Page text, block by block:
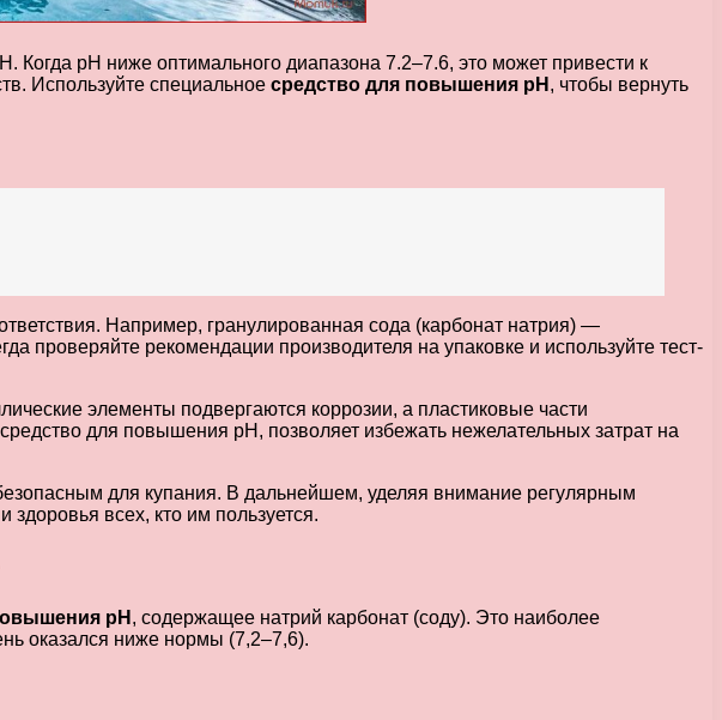
Когда pH ниже оптимального диапазона 7.2–7.6, это может привести к
Используйте специальное средство для повышения pH , чтобы вернуть
Например, гранулированная сода (карбонат натрия) —
проверяйте рекомендации производителя на упаковке и используйте тест-
элементы подвергаются коррозии, а пластиковые части
для повышения pH, позволяет избежать нежелательных затрат на
для купания. В дальнейшем, уделяя внимание регулярным
всех, кто им пользуется.
pH , содержащее натрий карбонат (соду). Это наиболее
оказался ниже нормы (7,2–7,6).